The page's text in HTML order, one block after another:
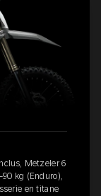
Metzeler 6
kg (Enduro),
en titane